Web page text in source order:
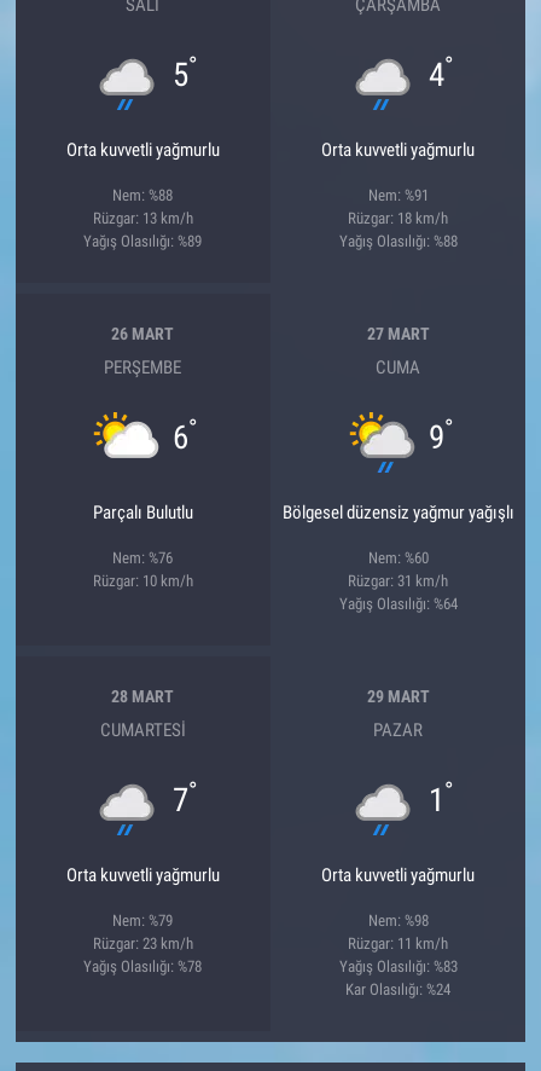
SALI
5°
Orta kuvvetli yağmurlu
Nem: %88
Rüzgar: 13 km/h
Yağış Olasılığı: %89
ÇARŞAMBA
4°
Orta kuvvetli yağmurlu
Nem: %91
Rüzgar: 18 km/h
Yağış Olasılığı: %88
26 MART
PERŞEMBE
6°
Parçalı Bulutlu
Nem: %76
Rüzgar: 10 km/h
27 MART
CUMA
9°
Bölgesel düzensiz yağmur yağışlı
Nem: %60
Rüzgar: 31 km/h
Yağış Olasılığı: %64
28 MART
CUMARTESI
7°
Orta kuvvetli yağmurlu
Nem: %79
Rüzgar: 23 km/h
Yağış Olasılığı: %78
29 MART
PAZAR
1 °
Orta kuvvetli yağmurlu
Nem: %98
Rüzgar: 11 km/h
Yağış Olasılığı: %83
Kar Olasılığı: %24